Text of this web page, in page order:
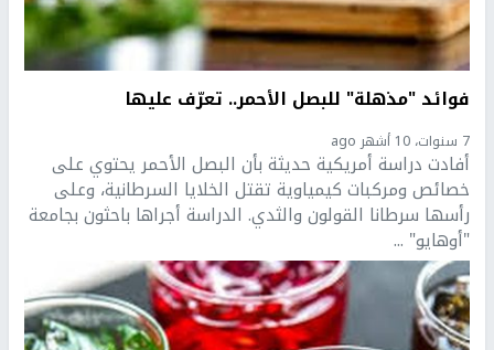
فوائد "مذهلة" للبصل الأحمر.. تعرّف عليها
7 سنوات، 10 أشهر ago
أفادت دراسة أمريكية حديثة بأن البصل الأحمر يحتوي على
خصائص ومركبات كيمياوية تقتل الخلايا السرطانية، وعلى
رأسها سرطانا القولون والثدي. الدراسة أجراها باحثون بجامعة
"أوهايو" ...